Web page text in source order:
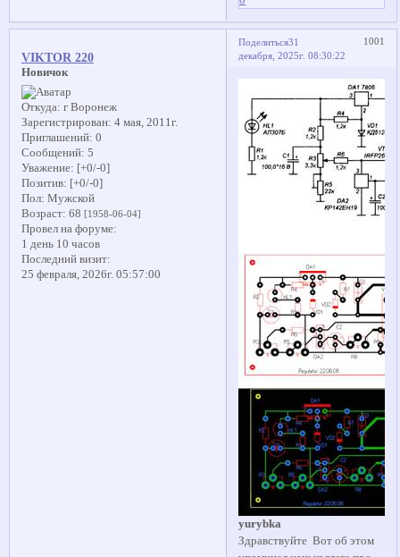
Поделиться 1001
31
декабря, 2025г. 08:30:22
VIKTOR 220
Новичок
Откуда: г Воронеж
Зарегистрирован: 4 мая, 2011г.
Приглашений: 0
Сообщений: 5
Уважение: [+0/-0]
Позитив: [+0/-0]
Пол: Мужской
Возраст: 68 [1958-06-04]
Провел на форуме:
1 день 10 часов
Последний визит:
25 февраля, 2026г. 05:57:00
yurybka
Здравствуйте Вот об этом